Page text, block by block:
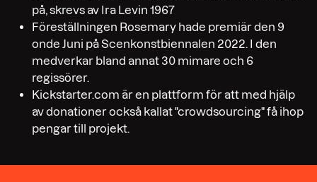
på, skrevs av Ira Levin 1967
Föreställningen Rosemary hade premiär den 9
onde Juni på Scenkonstbiennalen 2022. I den
medverkar bland annat 30 mimare och 6
regissörer.
Kickstarter.com är en plattform för att med hjälp
av donationer också kallat "crowdsourcing" få ihop
pengar till projekt.